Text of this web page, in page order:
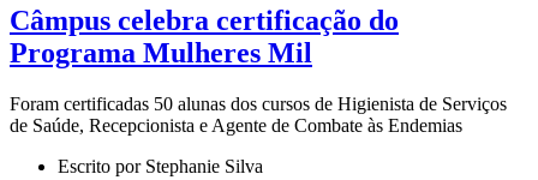
Câmpus celebra certificação do
Programa Mulheres Mil
Foram certificadas 50 alunas dos cursos de Higienista de Serviços
de Saúde, Recepcionista e Agente de Combate às Endemias
Escrito por Stephanie Silva